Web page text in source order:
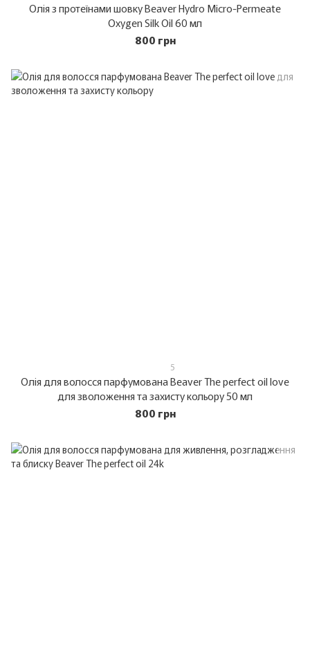
Олія з протеїнами шовку Beaver Hydro Micro-Permeate
Oxygen Silk Oil 60 мл
800 грн
5
Олія для волосся парфумована Beaver The perfect oil love
для зволоження та захисту кольору 50 мл
800 грн